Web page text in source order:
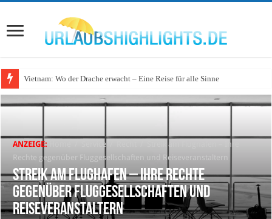
Vietnam: Wo der Drache erwacht – Eine Reise für alle Sinne
ANZEIGE: Service
Streik am Flughafen – Ihre
Rechte gegenüber Fluggesellschaften und Reiseveranstaltern
Streik am Flughafen – Ihre Rechte
gegenüber Fluggesellschaften und
Reiseveranstaltern